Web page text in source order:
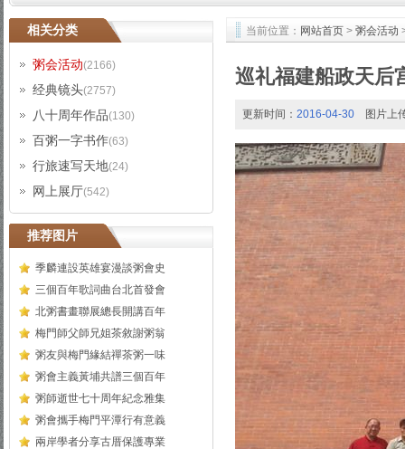
相关分类
粥会活动(2166)
经典镜头(2757)
八十周年作品(130)
百粥一字书作(63)
行旅速写天地(24)
网上展厅(542)
推荐图片
季麟連設英雄宴漫談粥會史
三個百年歌詞曲台北首發會
北粥書畫聯展總長開講百年
梅門師父師兄姐茶敘謝粥翁
粥友與梅門緣結禪茶粥一味
粥會主義黃埔共譜三個百年
粥師逝世七十周年紀念雅集
粥會攜手梅門平潭行有意義
兩岸學者分享古厝保護專業
当前位置： 网站首页 > 粥会活动
巡礼福建船政天后
更新时间： 2016-04-30 图片上